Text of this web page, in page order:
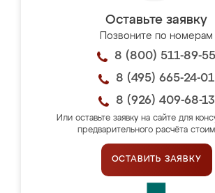
Оставьте заявку
Позвоните по номерам
8 (800) 511-89-55
8 (495) 665-24-01
8 (926) 409-68-13
Или оставьте заявку на сайте для
предварительного расчёта
ОСТАВИТЬ ЗАЯВКУ